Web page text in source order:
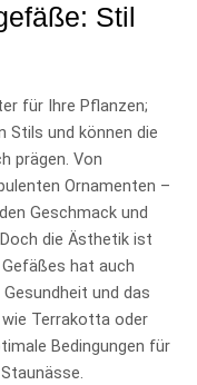
Stil
für Ihre Pflanzen;
Stils und können die
prägen. Von
Ornamenten –
Geschmack und
die Ästhetik ist
hat auch
und das
Terrakotta oder
Bedingungen für